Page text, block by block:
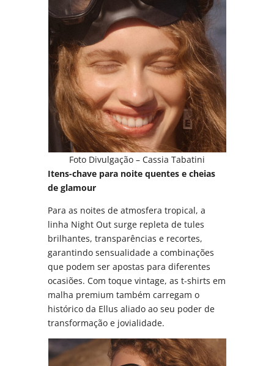
Foto Divulgação – Cassia Tabatini
Itens-chave para noite quentes e cheias
de glamour
Para as noites de atmosfera tropical, a
linha Night Out surge repleta de tules
brilhantes, transparências e recortes,
garantindo sensualidade a combinações
que podem ser apostas para diferentes
ocasiões. Com toque vintage, as t-shirts em
malha premium também carregam o
histórico da Ellus aliado ao seu poder de
transformação e jovialidade.